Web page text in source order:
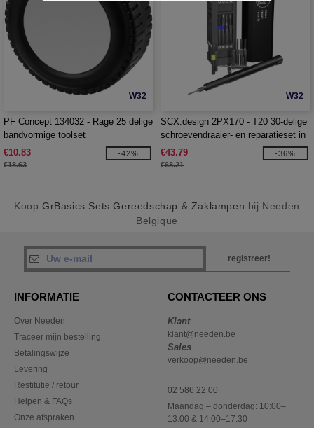
W32
PF Concept 134032 - Rage 25 delige
bandvormige toolset
€10.83
€18.63
-42%
W32
SCX.design 2PX170 - T20 30-delige
schroevendraaier- en reparatieset in
aluminium koffer
€43.79
€68.21
-36%
KoopGrBasics Sets Gereedschap & Zaklampen bij Needen
Belgique
registreer!
INFORMATIE
Over Needen
Traceer mijn bestelling
Betalingswijze
Levering
Restitutie / retour
Helpen & FAQs
Onze afspraken
CONTACTEER ONS
Klant
klant@needen.be
Sales
verkoop@needen.be
02 586 22 00
Maandag – donderdag: 10:00–
13:00 & 14:00–17:30